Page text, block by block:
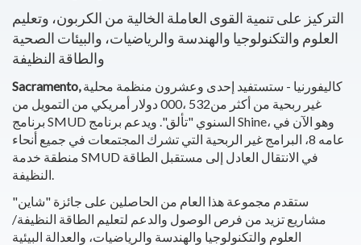
التركيز على تنمية القوى العاملة الخالية من الكربون، وتعليم
العلوم والتكنولوجيا والهندسة والرياضيات، والبيئات الصحية
والطاقة النظيفة
Sacramento,كاليفورنيا - ستستفيد إحدى وعشرون منظمة محلية
غير ربحية من أكثر من532 ،000 دولار أمريكي من التمويل من
برنامج SMUD السنوي "تألق". ويدعم برنامج Shine، وهو الآن في
عامه 8، البرامج غير الربحية التي تشرك المجتمعات في جميع أنحاء
منطقة خدمة SMUD في الانتقال العادل إلى مستقبل الطاقة
النظيفة.
ستقدم مجموعة هذا العام من الحاصلين على جائزة "شاين"
مشاريع تزيد من فرص الوصول والدعم لتعليم الطاقة النظيفة/
العلوم والتكنولوجيا والهندسة والرياضيات، والعدالة البيئية